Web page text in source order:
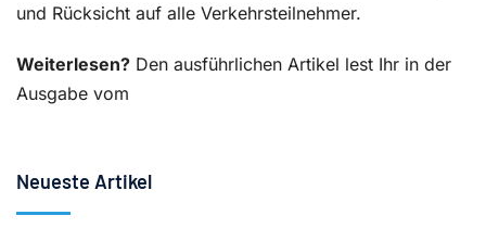
und Rücksicht auf alle Verkehrsteilnehmer.
Weiterlesen? Den ausführlichen Artikel lest Ihr in der
Ausgabe vom
Neueste Artikel